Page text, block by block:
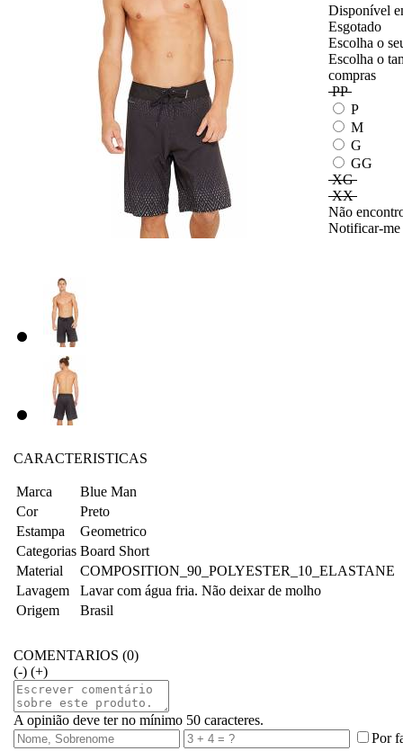
Disponível
Esgotado
Escolha o
Escolha o
compras
PP
P
M
G
GG
XG
XX
Não
Notificar-me
CARACTERISTICAS
Marca
Blue Man
Cor
Preto
Estampa
Geometrico
Categorias Board Short
Material
COMPOSITION_90_POLYESTER_10_ELASTANE
Lavagem
Lavar com água fria. Não deixar de molho
Origem
Brasil
COMENTARIOS (0)
(-) (+)
A opinião deve ter no mínimo 50 caracteres.
Por